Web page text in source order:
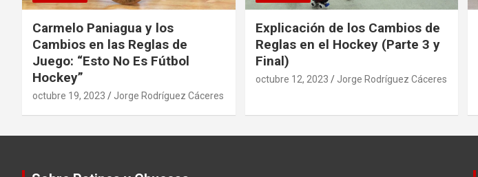
Carmelo Paniagua y los
Cambios en las Reglas de
Juego: “Esto No Es Fútbol
Hockey”
octubre 19, 2023 Jorge Rodríguez Cáceres
Explicación de los Cambios de
Reglas en el Hockey (Parte 3 y
Final)
octubre 12, 2023 Jorge Rodríguez Cáceres